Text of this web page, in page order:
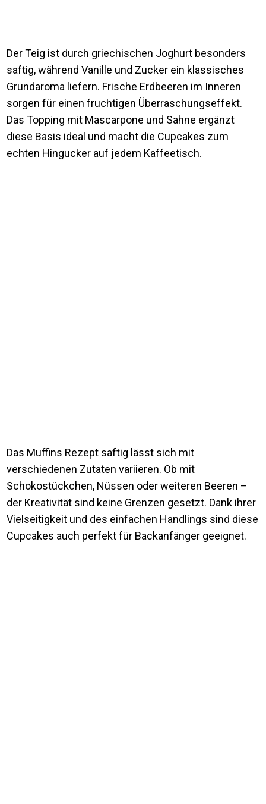
Der Teig ist durch griechischen Joghurt besonders
saftig, während Vanille und Zucker ein klassisches
Grundaroma liefern. Frische Erdbeeren im Inneren
sorgen für einen fruchtigen Überraschungseffekt.
Das Topping mit Mascarpone und Sahne ergänzt
diese Basis ideal und macht die Cupcakes zum
echten Hingucker auf jedem Kaffeetisch.
Das Muffins Rezept saftig lässt sich mit
verschiedenen Zutaten variieren. Ob mit
Schokostückchen, Nüssen oder weiteren Beeren –
der Kreativität sind keine Grenzen gesetzt. Dank ihrer
Vielseitigkeit und des einfachen Handlings sind diese
Cupcakes auch perfekt für Backanfänger geeignet.